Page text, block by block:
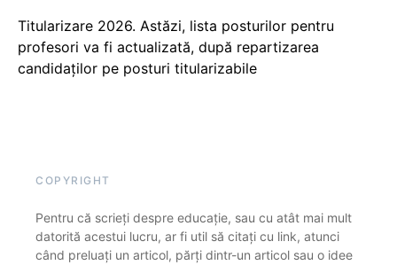
Titularizare 2026. Astăzi, lista posturilor pentru
profesori va fi actualizată, după repartizarea
candidaților pe posturi titularizabile
COPYRIGHT
Pentru că scrieți despre educație, sau cu atât mai mult
datorită acestui lucru, ar fi util să citați cu link, atunci
când preluați un articol, părți dintr-un articol sau o idee